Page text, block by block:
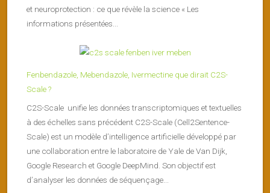
et neuroprotection : ce que révèle la science « Les
informations présentées...
Fenbendazole, Mebendazole, Ivermectine que dirait C2S-
Scale ?
C2S-Scale unifie les données transcriptomiques et textuelles
à des échelles sans précédent C2S-Scale (Cell2Sentence-
Scale) est un modèle d’intelligence artificielle développé par
une collaboration entre le laboratoire de Yale de Van Dijk,
Google Research et Google DeepMind. Son objectif est
d’analyser les données de séquençage...